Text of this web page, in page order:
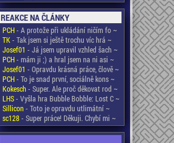
REAKCE NA ČLÁNKY
PCH- A protože při ukládání ničím fo ~
TK- Tak jsem si ještě trochu víc hrá ~
Josef01 - Já jsem upravil vzhled šach ~
PCH- mám ji ;) a hral jsem na ni asi ~
Josef01 - Opravdu krásná práce, člově ~
PCH- To je snad první, sociálně kons ~
Kokesch- Super. Ale proč děkovat rod ~
LHS- Vyšla hra Bubble Bobble: Lost C ~
Sillicon- Toto je opravdu utlimátní ~
sc128- Super práce! Děkuji. Chybí mi ~